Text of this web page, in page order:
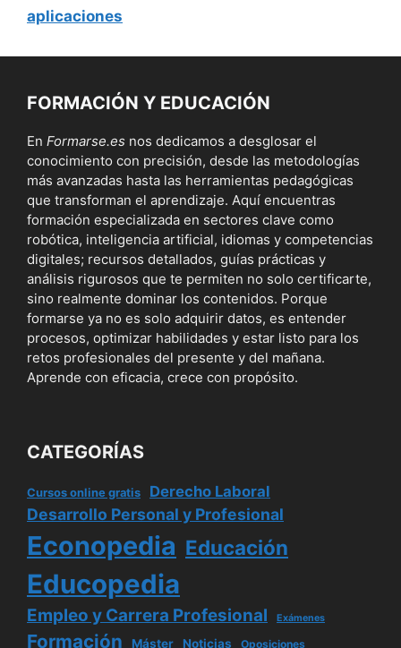
aplicaciones
FORMACIÓN Y EDUCACIÓN
En Formarse.es nos dedicamos a desglosar el
conocimiento con precisión, desde las metodologías
más avanzadas hasta las herramientas pedagógicas
que transforman el aprendizaje. Aquí encuentras
formación especializada en sectores clave como
robótica, inteligencia artificial, idiomas y competencias
digitales; recursos detallados, guías prácticas y
análisis rigurosos que te permiten no solo certificarte,
sino realmente dominar los contenidos. Porque
formarse ya no es solo adquirir datos, es entender
procesos, optimizar habilidades y estar listo para los
retos profesionales del presente y del mañana.
Aprende con eficacia, crece con propósito.
CATEGORÍAS
Cursos online gratis Derecho Laboral
Desarrollo Personal y Profesional
Econopedia Educación
Educopedia
Empleo y Carrera Profesional Exámenes
Formación Máster Noticias Oposiciones